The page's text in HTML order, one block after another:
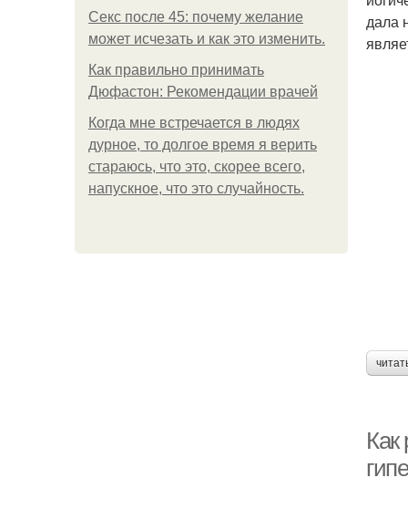
Секс после 45: почему желание
может исчезать и как это изменить.
Как правильно принимать
Дюфастон: Рекомендации врачей
Когда мне встречается в людях
дурное, то долгое время я верить
стараюсь, что это, скорее всего,
напускное, что это случайность.
дала
Как